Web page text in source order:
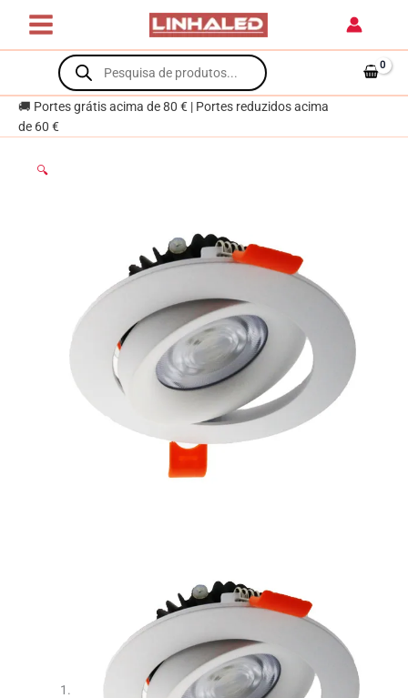
content
Products
search
🚚 Portes grátis acima de 80 € | Portes reduzidos acima
de 60 €
🔍
encastrar
COBMON
4500K
Branco